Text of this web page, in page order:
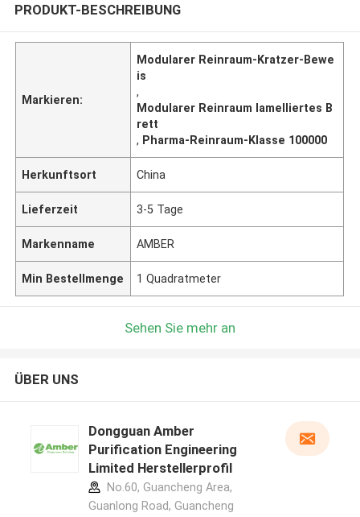
PRODUKT-BESCHREIBUNG
Markieren:
Modularer Reinraum-Kratzer-Bewe
is
,
Modularer Reinraum lamelliertes B
rett
, Pharma-Reinraum-Klasse 100000
Herkunftsort China
Lieferzeit 3-5 Tage
Markenname AMBER
Min Bestellmenge 1 Quadratmeter
Sehen Sie mehr an
ÜBER UNS
Dongguan Amber
Purification Engineering
Limited Herstellerprofil
No.60, Guancheng Area,
Guanlong Road, Guancheng